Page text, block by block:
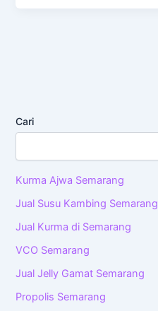
Cari
Kurma Ajwa Semarang
Jual Susu Kambing Semarang
Jual Kurma di Semarang
VCO Semarang
Jual Jelly Gamat Semarang
Propolis Semarang